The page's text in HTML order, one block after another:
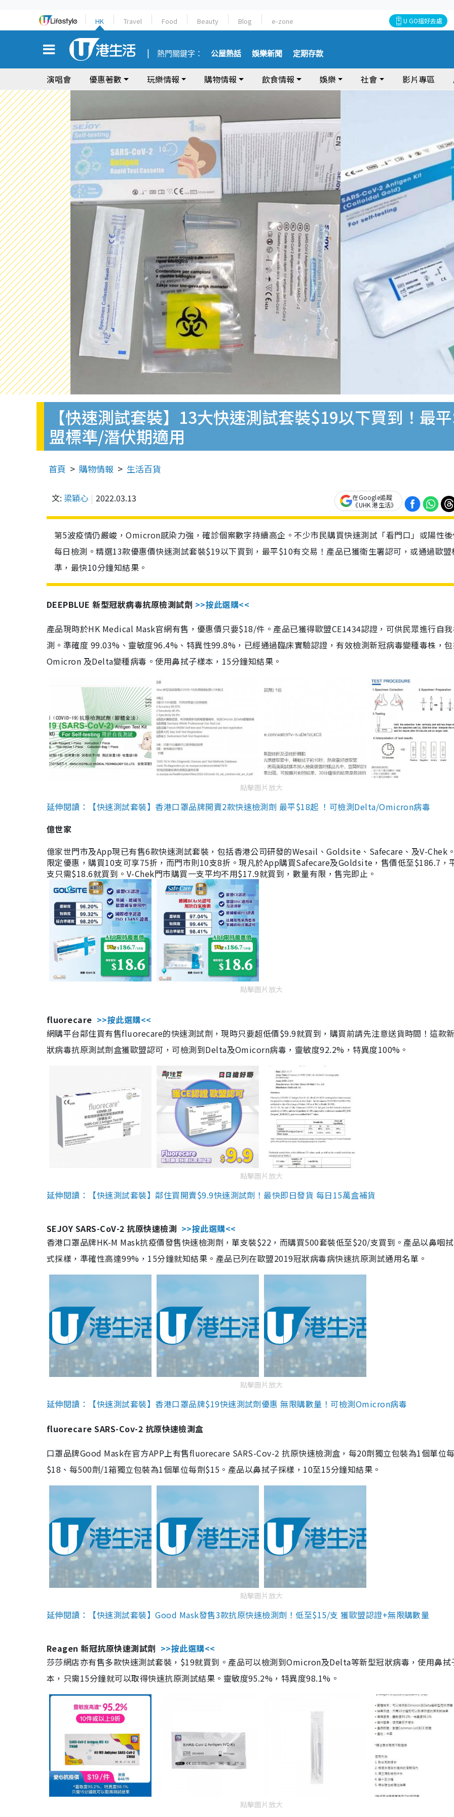
HK Travel Food Beauty Blog e-zone U GO搵好去處
熱門關鍵字： 公屋熱話 娛樂新聞 定期存款
演唱會 優惠著數 玩樂情報 購物情報 飲食情報 娛樂 社會 影片專區
【快速測試套裝】13大快速測試套裝$19以下買到！最
盟標準/潛伏期適用
首頁 購物情報 生活百貨
文: 梁穎心 2022.03.13
在Google追蹤
《UHK 港生活》
第5波疫情仍嚴峻，Omicron感染力強，確診個案數字持續高企。不少市民購買快速測試「看門口」或陽性
每日檢測。精選13款優惠價快速測試套裝$19以下買到，最平$10有交易！產品已獲衛生署認可，或通過歐盟
準，最快10分鐘知結果。
DEEPBLUE 新型冠狀病毒抗原檢測試劑 >>按此選購<<
產品現時於HK Medical Mask官網有售，優惠價只要$18/件。產品已獲得歐盟CE1434認證，可供民眾進行自
測。準確度 99.03%、靈敏度96.4%、特異性99.8%，已經通過臨床實驗認證，有效檢測新冠病毒變種毒株，
Omicron 及Delta變種病毒。使用鼻拭子樣本，15分鐘知結果。
點擊圖片放大
延伸閱讀：【快速測試套裝】香港口罩品牌開賣2款快速檢測劑 最平$18起 ！可檢測Delta/Omicron病毒
億世家
億家世門市及App現已有售6款快速測試套裝，包括香港公司研發的Wesail、Goldsite、Safecare、及V-Chek
限定優惠，購買10支可享75折，而門市則10支8折。現凡於App購買Safecare及Goldsite，售價低至$186.7，
支只需$18.6就買到。V-Chek門市購買一支平均不用$17.9就買到，數量有限，售完即止。
點擊圖片放大
fluorecare >>按此選購<<
網購平台鄰住買有售fluorecare的快速測試劑，現時只要超低價$9.9就買到，購買前請先注意送貨時間！這款
狀病毒抗原測試劑盒獲歐盟認可，可檢測到Delta及Omicorn病毒，靈敏度92.2%，特異度100%。
點擊圖片放大
延伸閱讀：【快速測試套裝】鄰住買開賣$9.9快速測試劑！最快即日發貨 每日15萬盒補貨
SEJOY SARS-CoV-2 抗原快速檢測 >>按此選購<<
香港口罩品牌HK-M Mask抗疫價發售快速檢測劑，單支裝$22，而購買500套裝低至$20/支買到。產品以鼻咽
式採樣，準確性高達99%，15分鐘就知結果。產品已列在歐盟2019冠狀病毒病快速抗原測試通用名單。
點擊圖片放大
延伸閱讀：【快速測試套裝】香港口罩品牌$19快速測試劑優惠 無限購數量！可檢測Omicron病毒
fluorecare SARS-Cov-2 抗原快速檢測盒
口罩品牌Good Mask在官方APP上有售fluorecare SARS-Cov-2 抗原快速檢測盒，每20劑獨立包裝為1個單位
$18、每500劑/1箱獨立包裝為1個單位每劑$15。產品以鼻拭子採樣，10至15分鐘知結果。
點擊圖片放大
延伸閱讀：【快速測試套裝】Good Mask發售3款抗原快速檢測劑！低至$15/支 獲歐盟認證+無限購數量
Reagen 新冠抗原快速測試劑 >>按此選購<<
莎莎網店亦有售多款快速測試套裝，$19就買到。產品可以檢測到Omicron及Delta等新型冠狀病毒，使用鼻拭
本，只需15分鐘就可以取得快速抗原測試結果。靈敏度95.2%，特異度98.1%。
點擊圖片放大